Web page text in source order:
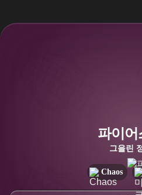
파이어
그을린
Chaos